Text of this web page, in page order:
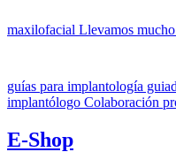
maxilofacial Llevamos
guías para implantología
implantólogo Colaboración
E-Shop